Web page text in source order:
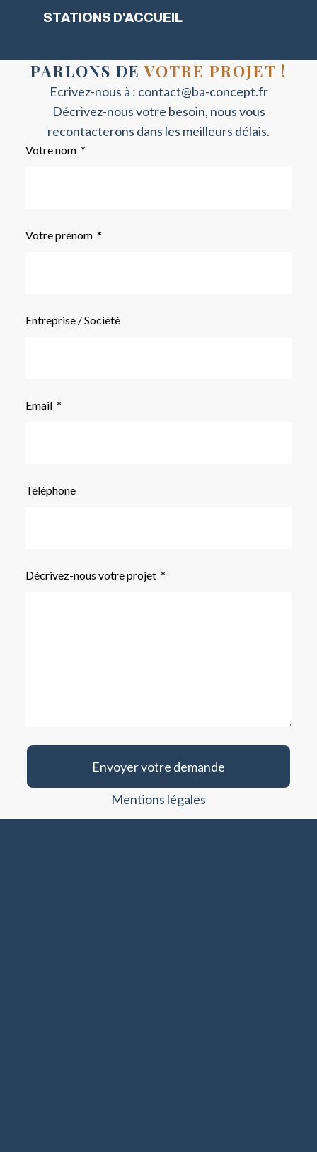
STATIONS D'ACCUEIL
PARLONS DEVOTRE PROJET !
Ecrivez-nous à : contact@ba-concept.fr
Décrivez-nous votre besoin, nous vous
recontacterons dans les meilleurs délais.
Votre nom
Votre prénom
Entreprise / Société
Email
Téléphone
Décrivez-nous votre projet
Envoyer votre demande
Mentions légales